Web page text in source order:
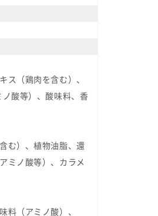
ス（鶏肉を含む）、
酸等）、酸味料、香
む）、植物油脂、還
ミノ酸等）、カラメ
料（アミノ酸）、